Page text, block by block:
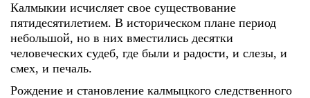
Калмыкии исчисляет свое существование
пятидесятилетием. В историческом плане период
небольшой, но в них вместились десятки
человеческих судеб, где были и радости, и слезы, и
смех, и печаль.
Рождение и становление калмыцкого следственного